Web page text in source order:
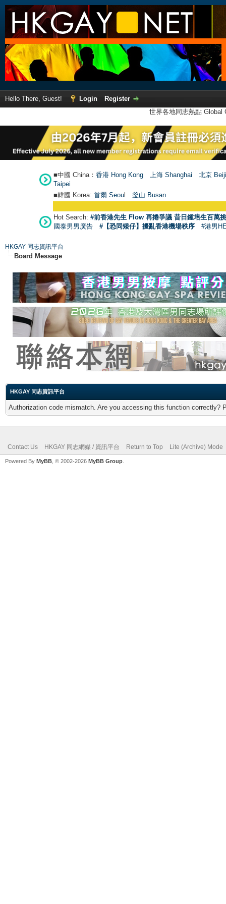
Hello There, Guest! Login
Register
世界各地同志熱點
■中國 China： 香港 Hong Kong 上海 Shanghai
北京
Taipei
■韓國 Korea: 首爾 Seoul 釜山 Busan
Hot Search: #前香港先生 Flow 再捲爭議 昔日鍾培生百萬
國泰男男廣告
#【恐同矮仔】擾亂香港機場秩序 #港男
HKGAY 同志資訊平台
Board Message
HKGAY 同志資訊平台
Authorization code mismatch. Are you accessing this function correctly?
Contact Us HKGAY 同志網媒 / 資訊平台 Return to Top Lite (Archive) Mode
Powered By MyBB , © 2002-2026 MyBB Group